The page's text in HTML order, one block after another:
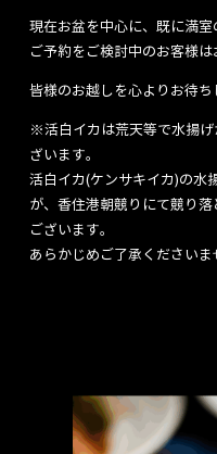
現在お盆を中心に、既に満室
ご予約をご検討中のお客様は
皆様のお越しを心よりお待ち
※活白イカは荒天等で水揚
ざいます。
活白イカ(ケンサキイカ)の水
が、香住港朝競りにて競り
ございます。
あらかじめご了承くださいま